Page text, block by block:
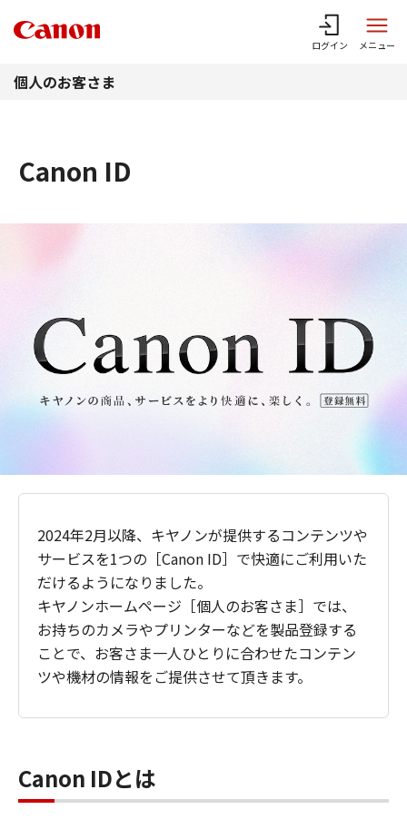
ログイン メニュー
個人のお客さま
Canon ID
2024年2月以降、キヤノンが提供するコンテンツや
サービスを1つの［Canon ID］で快適にご利用いた
だけるようになりました。
キヤノンホームページ［個人のお客さま］では、
お持ちのカメラやプリンターなどを製品登録する
ことで、お客さま一人ひとりに合わせたコンテン
ツや機材の情報をご提供させて頂きます。
Canon IDとは